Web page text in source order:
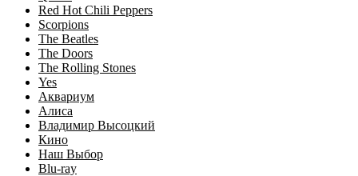
Red Hot Chili Peppers
Scorpions
The Beatles
The Doors
The Rolling Stones
Yes
Аквариум
Алиса
Владимир Высоцкий
Кино
Наш Выбор
Blu-ray